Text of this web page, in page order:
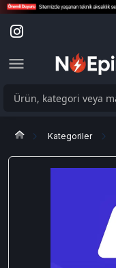
Kategoriler